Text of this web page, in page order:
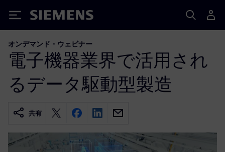
Siemens
オンデマンド・ウェビナー
電子機器業界で活用され
るデータ駆動型製造
共有